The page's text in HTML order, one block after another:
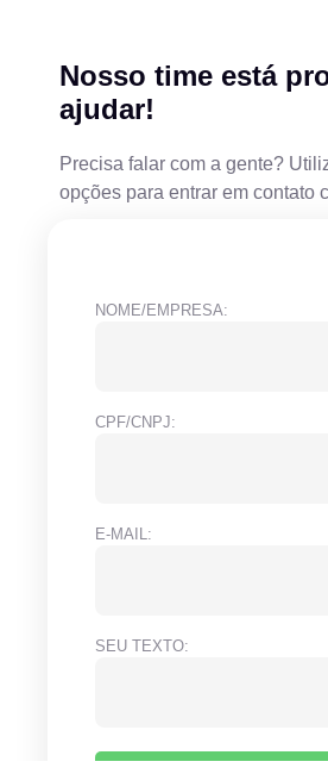
Nosso time está
ajudar!
Precisa falar com a gente?
opções para entrar em contato
NOME/EMPRESA:
CPF/CNPJ:
E-MAIL:
SEU TEXTO: